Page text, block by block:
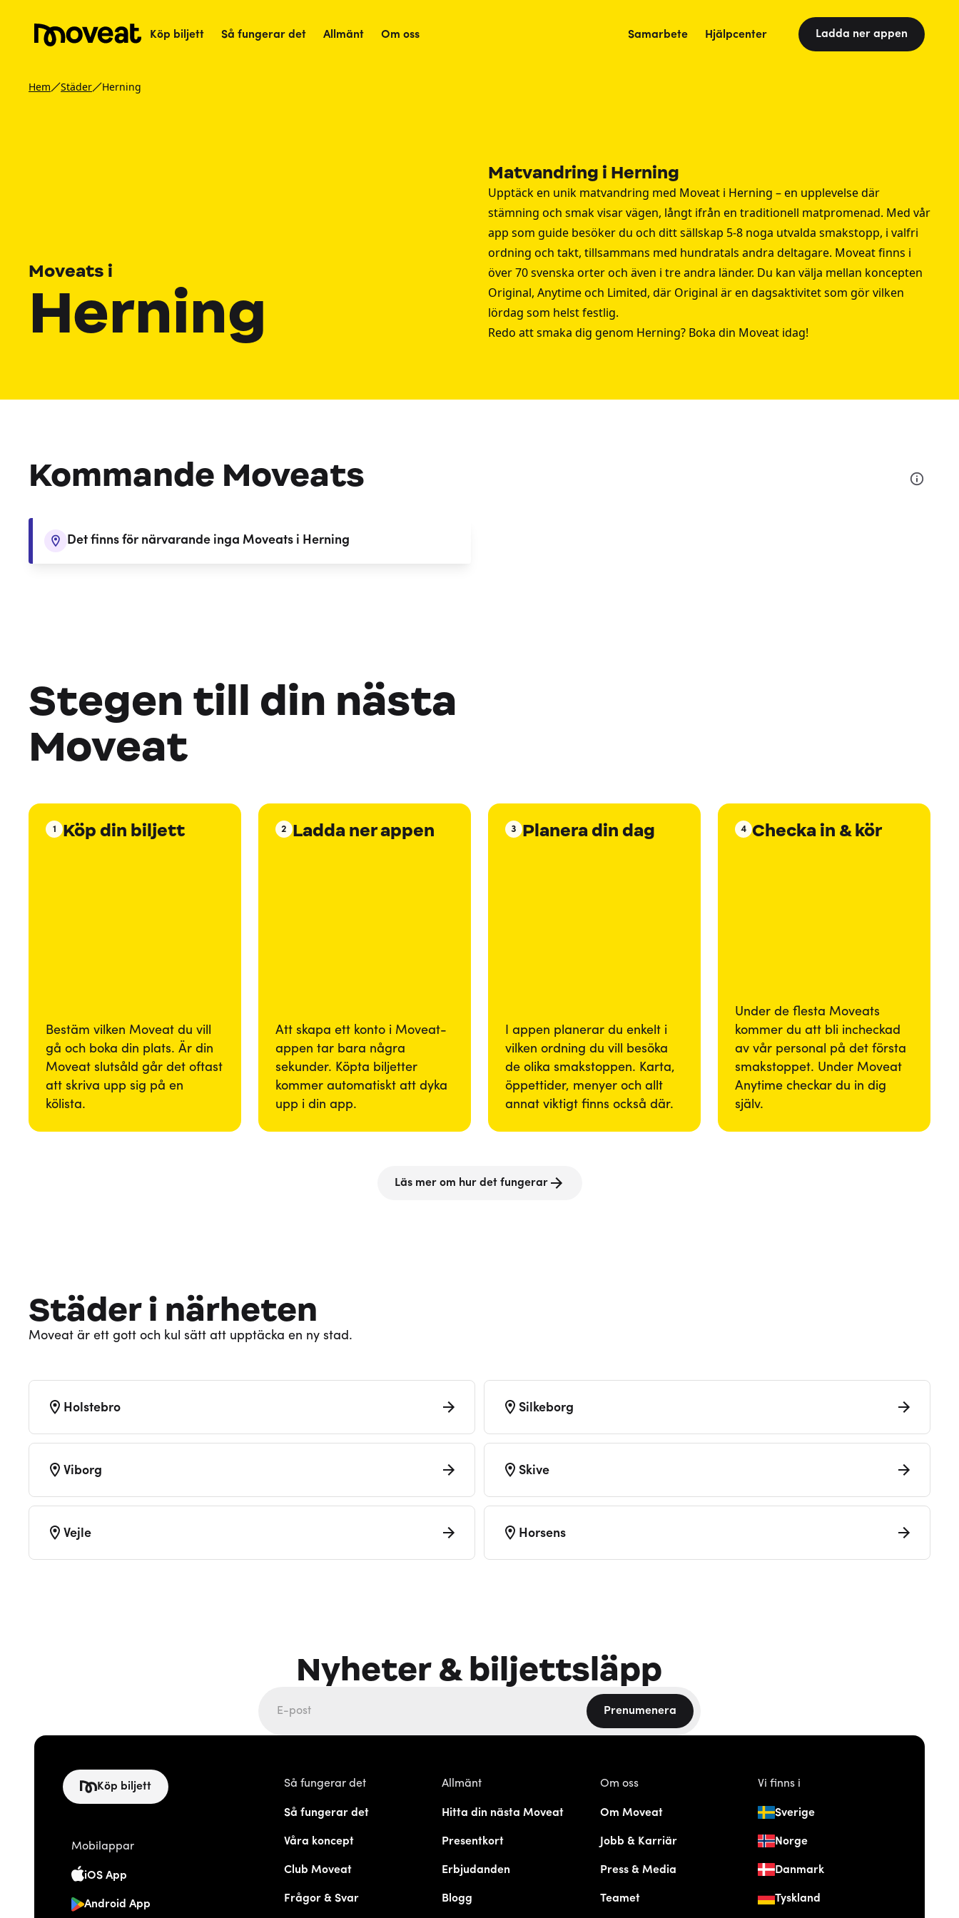
Köp biljett Så fungerar det Allmänt Om oss Samarbete Hjälpcenter Ladda ner appen
Hem Städer Herning
Moveats i
Herning
Matvandring i Herning
Upptäck en unik matvandring med Moveat i Herning – en upplevelse där
stämning och smak visar vägen, långt ifrån en traditionell matpromenad. Med vår
app som guide besöker du och ditt sällskap 5-8 noga utvalda smakstopp, i valfri
ordning och takt, tillsammans med hundratals andra deltagare. Moveat finns i
över 70 svenska orter och även i tre andra länder. Du kan välja mellan koncepten
Original, Anytime och Limited, där Original är en dagsaktivitet som gör vilken
lördag som helst festlig.
Redo att smaka dig genom Herning? Boka din Moveat idag!
Kommande Moveats
Det finns för närvarande inga Moveats i Herning
Stegen till din nästa
Moveat
1 Köp din biljett
Bestäm vilken Moveat du vill
gå och boka din plats. Är din
Moveat slutsåld går det oftast
att skriva upp sig på en
kölista.
2 Ladda ner appen
Att skapa ett konto i Moveat-
appen tar bara några
sekunder. Köpta biljetter
kommer automatiskt att dyka
upp i din app.
3 Planera din dag
I appen planerar du enkelt i
vilken ordning du vill besöka
de olika smakstoppen. Karta,
öppettider, menyer och allt
annat viktigt finns också där.
4 Checka in & kör
Under de flesta Moveats
kommer du att bli incheckad
av vår personal på det första
smakstoppet. Under Moveat
Anytime checkar du in dig
själv.
Läs mer om hur det fungerar
Städer i närheten
Moveat är ett gott och kul sätt att upptäcka en ny stad.
Holstebro Silkeborg
Viborg Skive
Vejle Horsens
Nyheter & biljettsläpp
Prenumenera
Köp biljett
Mobilappar
iOS App
Android App
Så fungerar det
Så fungerar det
Våra koncept
Club Moveat
Frågor & Svar
Allmänt
Hitta din nästa Moveat
Presentkort
Erbjudanden
Blogg
Om oss
Om Moveat
Jobb & Karriär
Press & Media
Teamet
Vi finns i
Sverige
Norge
Danmark
Tyskland